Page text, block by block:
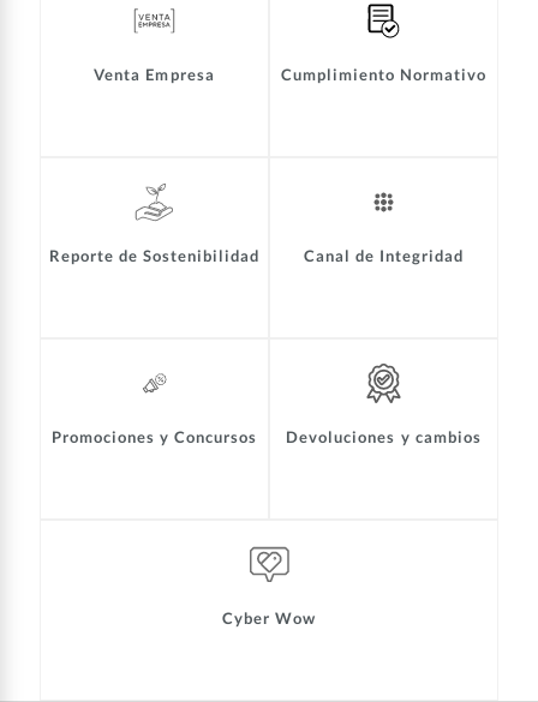
Venta Empresa Cumplimiento Normativo
Reporte de Sostenibilidad Canal de Integridad
Promociones y Concursos Devoluciones y cambios
Cyber Wow